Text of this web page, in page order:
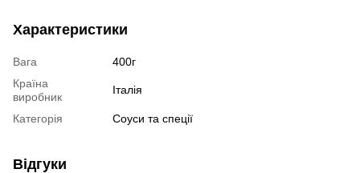
Характеристики
Вага
400г
Країна
виробник
Італія
Категорія Соуси та спеції
Відгуки